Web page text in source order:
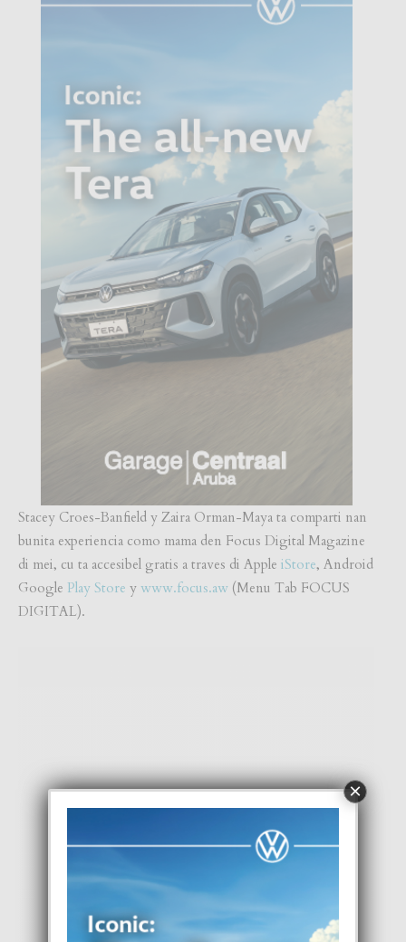
Stacey Croes-Banfield y Zaira Orman-Maya ta comparti nan
bunita experiencia como mama den Focus Digital Magazine
di mei, cu ta accesibel gratis a traves di Apple iStore, Android
Google Play Store y www.focus.aw (Menu Tab FOCUS
DIGITAL).
×